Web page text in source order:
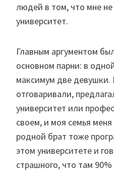
людей в том, что мне
университет.
Главным аргументом
основном парни: в
максимум две девушки.
отговаривали,
университет или
своем, и моя семья
родной брат тоже
этом университете и
страшного, что там